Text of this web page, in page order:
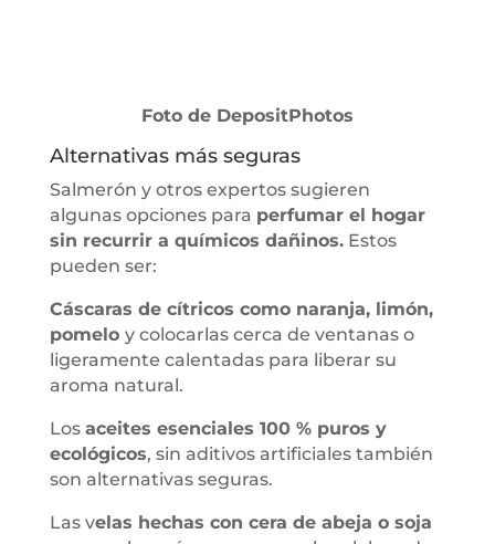
Foto de DepositPhotos
Alternativas más seguras
Salmerón y otros expertos sugieren
algunas opciones para perfumar el hogar
sin recurrir a químicos dañinos.Estos
pueden ser:
Cáscaras de cítricos como naranja, limón,
pomelo y colocarlas cerca de ventanas o
ligeramente calentadas para liberar su
aroma natural.
Los aceites esenciales 100 % puros y
ecológicos, sin aditivos artificiales también
son alternativas seguras.
Las velas hechas con cera de abeja o soja